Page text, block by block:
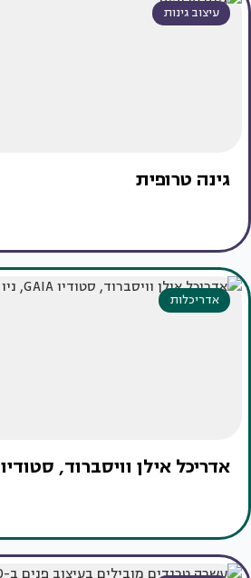
עיצוב גינות
גינה טרופית
אדריכלות
אדריכל אילן וויסברוד, סטודיו GAIA, ניו יורק